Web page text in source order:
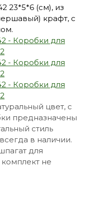
цвет, с
предназначены
стиль
в наличии.
для
не